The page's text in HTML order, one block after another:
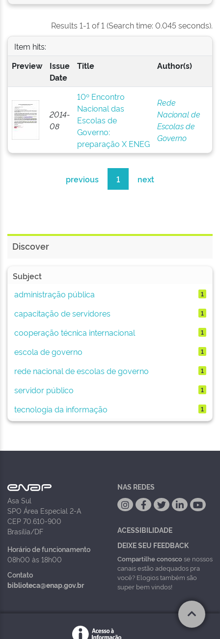
Results 1-1 of 1 (Search time: 0.045 seconds).
Item hits:
Preview
Issue
Date
Title Author(s)
2014-
08
10º Encontro
Nacional das
Escolas de
Governo:
preparação X ENEG
Rede
Nacional de
Escolas de
Governo
previous 1 next
Discover
Subject
administração pública
1
capacitação de servidores 1
cooperação técnica internacional 1
escola de governo 1
rede nacional de escolas de governo 1
servidor público 1
tecnologia da informação 1
Asa Sul
SPO Área Especial 2-A
CEP 70.610-900
Brasília/DF
Horário de funcionamento
08h00 às 18h00
Contato
biblioteca@enap.gov.br
NAS REDES
ACESSIBILIDADE
DEIXE SEU FEEDBACK
Compartilhe conoscose nossos
canais estão adequados pra
você? Elogios também são
super bem vindos!